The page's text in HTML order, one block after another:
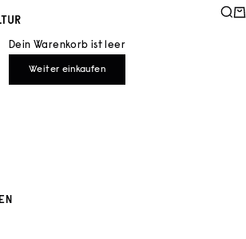
Dein Warenkorb ist leer
Weiter einkaufen